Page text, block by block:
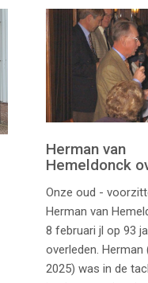
Herman van
Hemeldonck
Onze oud -
Herman van
8 februari jl op 93
overleden. Herman
2025) was in de